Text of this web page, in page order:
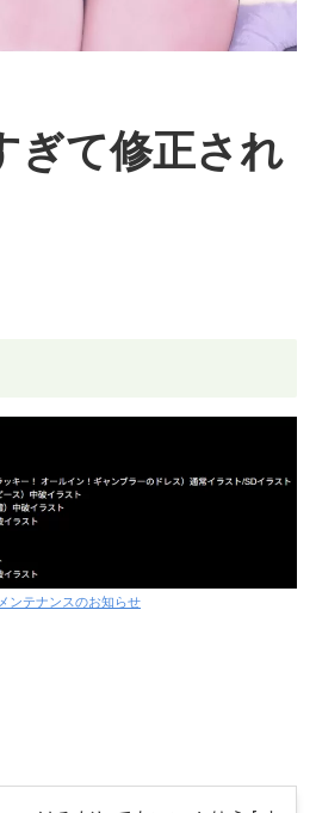
ぎて修正され
ンテナンスのお知らせ